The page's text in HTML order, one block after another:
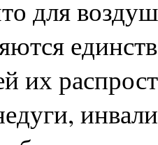
для
их